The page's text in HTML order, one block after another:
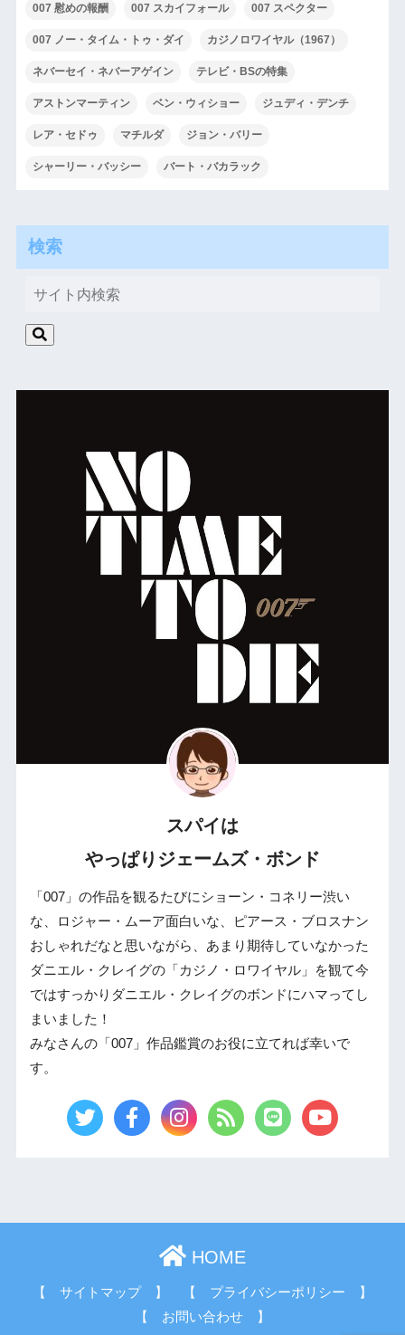
007 慰めの報酬 007 スカイフォール 007 スペクター
007 ノー・タイム・トゥ・ダイ カジノロワイヤル（1967）
ネバーセイ・ネバーアゲイン テレビ・BSの特集
アストンマーティン ベン・ウィショー ジュディ・デンチ
レア・セドゥ マチルダ ジョン・バリー
シャーリー・バッシー バート・バカラック
検索
スパイは
やっぱりジェームズ・ボンド
「007」の作品を観るたびにショーン・コネリー渋い
な、ロジャー・ムーア面白いな、ピアース・ブロスナン
おしゃれだなと思いながら、あまり期待していなかった
ダニエル・クレイグの「カジノ・ロワイヤル」を観て今
ではすっかりダニエル・クレイグのボンドにハマってし
まいました！
みなさんの「007」作品鑑賞のお役に立てれば幸いで
す。
HOME
【 サイトマップ 】
【 プライバシーポリシー 】
【 お問い合わせ 】